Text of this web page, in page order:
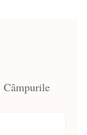
Câmpurile